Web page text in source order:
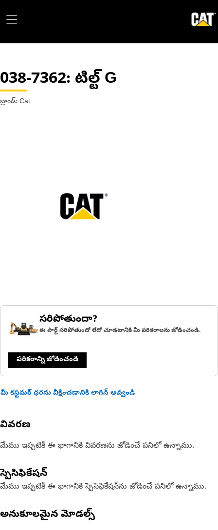
038-7362: టిల్ట్ G
బ్రాండ్: Cat
సరిపోతుందా?
ఈ పార్ట్ సరిపోతుందో లేదో చూడటానికి మీ పరికరాలను జోడించండి.
పరికరాన్ని జోడించండి
మీ కస్టమర్ ధరను వీక్షించడానికి లాగిన్ అవ్వండి
వివరణ
మేము ఇప్పటికీ ఈ భాగానికి వివరణను జోడించే పనిలో ఉన్నాము.
స్పెసిఫికేషన్
మేము ఇప్పటికీ ఈ భాగానికి స్పెసిఫికేషన్‌ను జోడించే పనిలో ఉన్నాము.
అనుకూలమైన మోడల్స్